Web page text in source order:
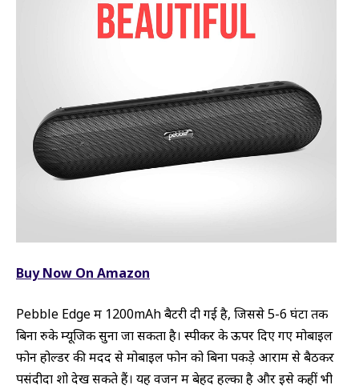
Buy Now On Amazon
Pebble Edge में 1200mAh बैटरी दी गई है, जिससे 5-6 घंटों तक
बिना रुके म्यूजिक सुना जा सकता है। स्पीकर के ऊपर दिए गए मोबाइल
फोन होल्डर की मदद से मोबाइल फोन को बिना पकड़े आराम से बैठकर
पसंदीदा शो देख सकते हैं। यह वजन में बेहद हल्का है और इसे कहीं भी